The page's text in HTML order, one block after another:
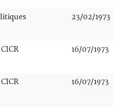
23/02/1973
16/07/1973
16/07/1973